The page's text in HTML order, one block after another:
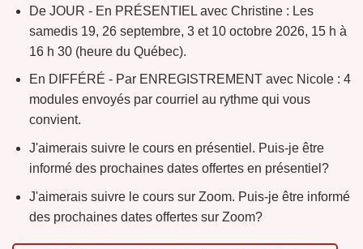
De JOUR - En PRÉSENTIEL avec Christine : Les
samedis 19, 26 septembre, 3 et 10 octobre 2026, 15 h à
16 h 30 (heure du Québec).
En DIFFÉRÉ - Par ENREGISTREMENT avec Nicole : 4
modules envoyés par courriel au rythme qui vous
convient.
J'aimerais suivre le cours en présentiel. Puis-je être
informé des prochaines dates offertes en présentiel?
J'aimerais suivre le cours sur Zoom. Puis-je être informé
des prochaines dates offertes sur Zoom?